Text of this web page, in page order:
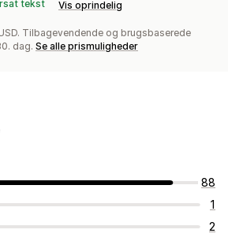
tekst Vis oprindelig
Tilbagevendende og brugsbaserede
dag. Se alle prismuligheder
88
1
2